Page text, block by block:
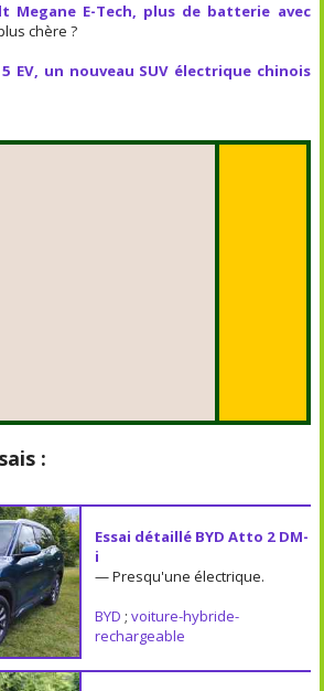
Megane E-Tech, plus de batterie avec
chère ?
5 EV, un nouveau SUV électrique chinois
:
Essai détaillé BYD Atto 2 DM-
i
— Presqu'une électrique.
BYD ; voiture-hybride-
rechargeable